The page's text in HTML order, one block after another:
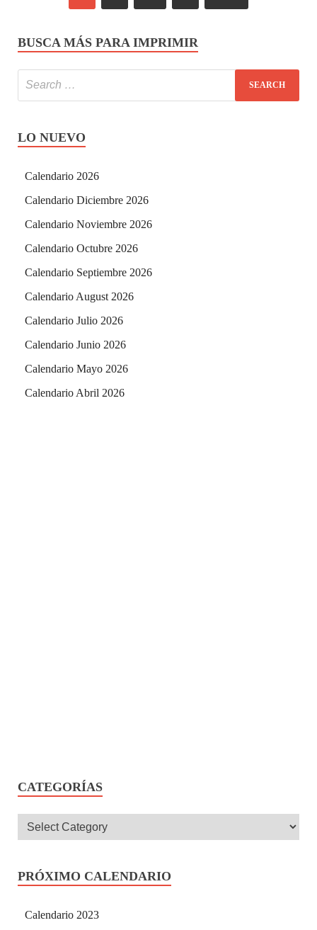
BUSCA MÁS PARA IMPRIMIR
LO NUEVO
Calendario 2026
Calendario Diciembre 2026
Calendario Noviembre 2026
Calendario Octubre 2026
Calendario Septiembre 2026
Calendario August 2026
Calendario Julio 2026
Calendario Junio 2026
Calendario Mayo 2026
Calendario Abril 2026
CATEGORÍAS
PRÓXIMO CALENDARIO
Calendario 2023